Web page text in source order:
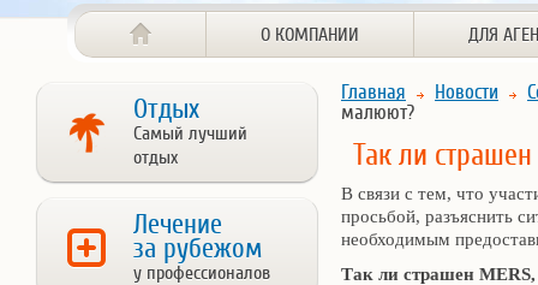
О КОМПАНИИ ДЛЯ
Отдых
Самый лучший
отдых
Лечение
за рубежом
у профессионалов
Главная Новости
малюют?
Так ли
В связи с тем, что
просьбой, разъяснить
необходимым
Так ли страшен